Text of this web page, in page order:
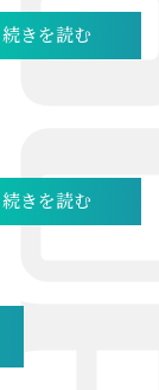
続きを読む
続きを読む